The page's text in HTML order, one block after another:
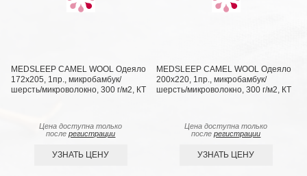
MEDSLEEP CAMEL WOOL Одеяло
172х205, 1пр., микробамбук/
шерсть/микроволокно, 300 г/м2, КТ
Цена доступна только
послерегистрации
УЗНАТЬ ЦЕНУ
MEDSLEEP CAMEL WOOL Одеяло
200х220, 1пр., микробамбук/
шерсть/микроволокно, 300 г/м2, КТ
Цена доступна только
послерегистрации
УЗНАТЬ ЦЕНУ